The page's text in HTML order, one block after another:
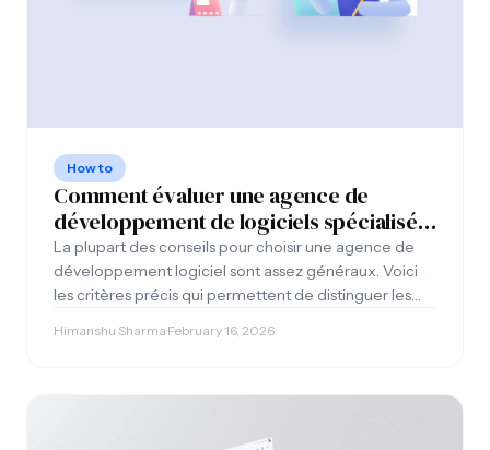
How to
Comment évaluer une agence de
développement de logiciels spécialisée
dans les outils internes
La plupart des conseils pour choisir une agence de
développement logiciel sont assez généraux. Voici
les critères précis qui permettent de distinguer les
contentent de bien vendre.
Himanshu Sharma·February 16, 2026